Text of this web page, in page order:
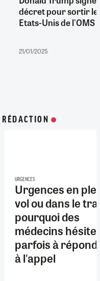
décret pour sortir
Etats-Unis de l'OMS
21/01/2025
URGENCES
Urgences en
vol ou dans le
pourquoi des
médecins
parfois à
à l'appel